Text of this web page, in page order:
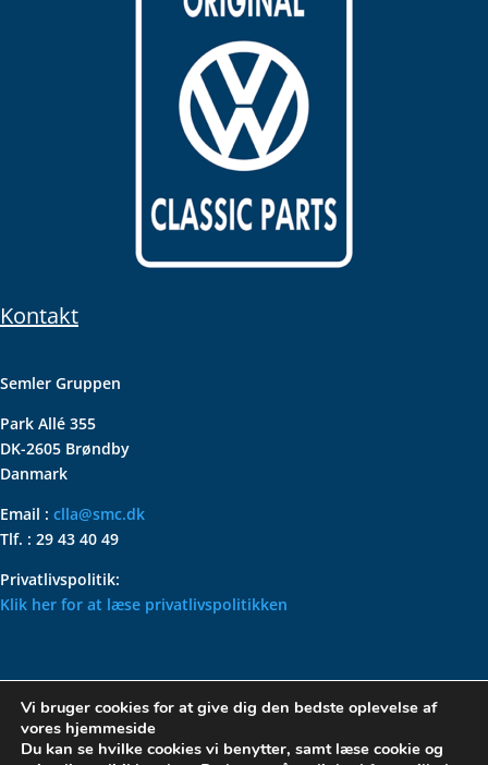
Kontakt
Semler Gruppen
Park Allé 355
DK-2605 Brøndby
Danmark
Email : clla@smc.dk
Tlf. : 29 43 40 49
Privatlivspolitik:
Klik her for at læse privatlivspolitikken
VOLKSWAGEN CLASSIC
PARTS – HOLDER DIN
KLASSISKE VOLKSWAGEN I
Vi bruger cookies for at give dig den bedste oplevelse af
vores hjemmeside
Du kan se hvilke cookies vi benytter, samt læse cookie og